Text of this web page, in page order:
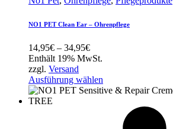
NO1 PET Clean Ear – Ohrenpflege
14,95€ – 34,95€Preisspanne:
14,95€
34,95€
Enthält 19% MwSt.
zzgl. Versand
Ausführung wählen